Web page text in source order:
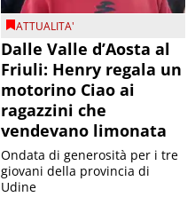
ATTUALITA'
Dalle Valle d’Aosta al
Friuli: Henry regala un
motorino Ciao ai
ragazzini che
vendevano limonata
Ondata di generosità per i tre
giovani della provincia di
Udine